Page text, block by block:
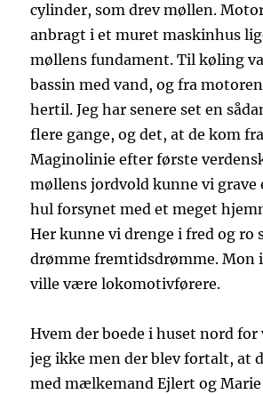
cylinder, som drev møllen.
anbragt i et muret maskinhus
møllens fundament. Til køling
bassin med vand, og fra
hertil. Jeg har senere set en
flere gange, og det, at de kom
Maginolinie efter første
møllens jordvold kunne vi grave
hul forsynet med et meget
Her kunne vi drenge i fred og ro
drømme fremtidsdrømme. Mon
ville være lokomotivførere.
Hvem der boede i huset nord for
jeg ikke men der blev fortalt, at
med mælkemand Ejlert og Marie